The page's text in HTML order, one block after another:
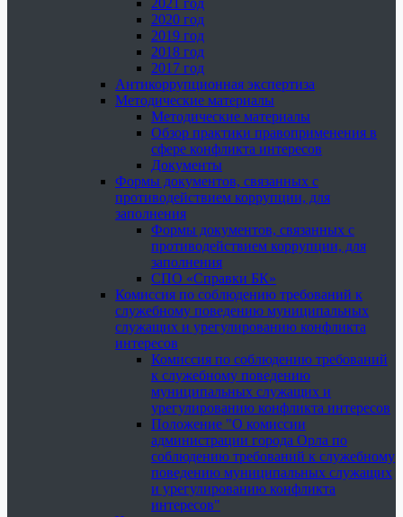
2021 год
2020 год
2019 год
2018 год
2017 год
Антикоррупционная экспертиза
Методические материалы
Методические материалы
Обзор практики правоприменения в
сфере конфликта интересов
Документы
Формы документов, связанных с
противодействием коррупции, для
заполнения
Формы документов, связанных с
противодействием коррупции, для
заполнения
СПО «Справки БК»
Комиссия по соблюдению требований к
служебному поведению муниципальных
служащих и урегулированию конфликта
интересов
Комиссия по соблюдению требований
к служебному поведению
муниципальных служащих и
урегулированию конфликта интересов
Положение "О комиссии
администрации города Орла по
соблюдению требований к служебному
поведению муниципальных служащих
и урегулированию конфликта
интересов"